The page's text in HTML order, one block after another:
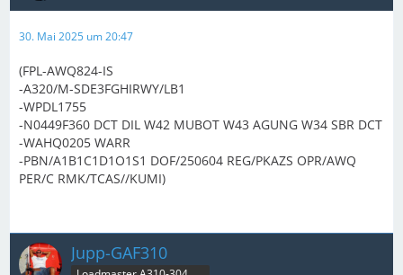
30. Mai 2025 um 20:47
(FPL-AWQ824-IS
-A320/M-SDE3FGHIRWY/LB1
-WPDL1755
-N0449F360 DCT DIL W42 MUBOT W43 AGUNG W34 SBR DCT
-WAHQ0205 WARR
-PBN/A1B1C1D1O1S1 DOF/250604 REG/PKAZS OPR/AWQ
PER/C RMK/TCAS//KUMI)
Jupp-GAF310